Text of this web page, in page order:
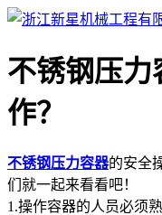
不锈钢压力
作？
不锈钢压力容器的安全
们就一起来看看吧！
1.操作容器的人员必须